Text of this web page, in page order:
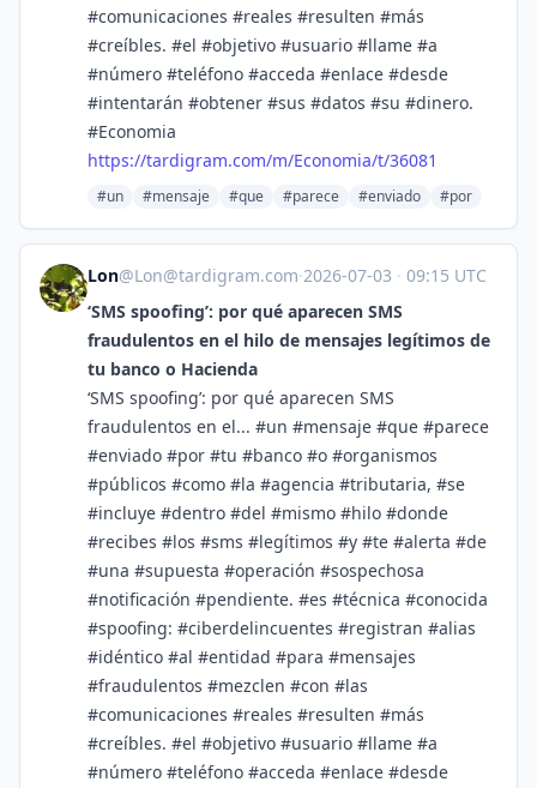
#comunicaciones #reales #resulten #más
#creíbles. #el #objetivo #usuario #llame #a
#número #teléfono #acceda #enlace #desde
#intentarán #obtener #sus #datos #su #dinero.
#Economia
https://tardigram.com/m/Economia/t/36081
#un #mensaje #que #parece #enviado #por
Lon@Lon@tardigram.com·2026-07-03 · 09:15 UTC
‘SMS spoofing’: por qué aparecen SMS
fraudulentos en el hilo de mensajes legítimos de
tu banco o Hacienda
‘SMS spoofing’: por qué aparecen SMS
fraudulentos en el... #un #mensaje #que #parece
#enviado #por #tu #banco #o #organismos
#públicos #como #la #agencia #tributaria, #se
#incluye #dentro #del #mismo #hilo #donde
#recibes #los #sms #legítimos #y #te #alerta #de
#una #supuesta #operación #sospechosa
#notificación #pendiente. #es #técnica #conocida
#spoofing: #ciberdelincuentes #registran #alias
#idéntico #al #entidad #para #mensajes
#fraudulentos #mezclen #con #las
#comunicaciones #reales #resulten #más
#creíbles. #el #objetivo #usuario #llame #a
#número #teléfono #acceda #enlace #desde